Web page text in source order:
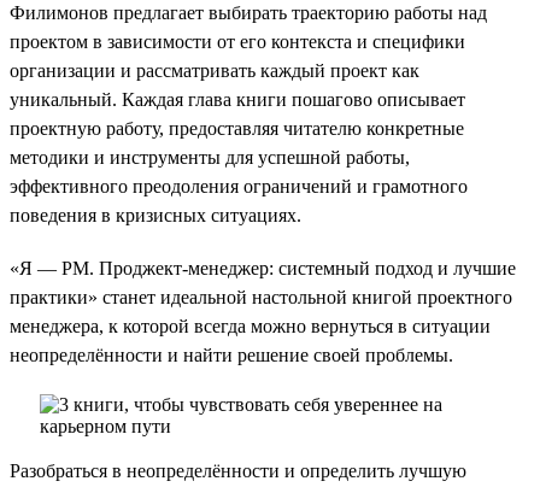
Филимонов предлагает выбирать траекторию работы над
проектом в зависимости от его контекста и специфики
организации и рассматривать каждый проект как
уникальный. Каждая глава книги пошагово описывает
проектную работу, предоставляя читателю конкретные
методики и инструменты для успешной работы,
эффективного преодоления ограничений и грамотного
поведения в кризисных ситуациях.
«Я — РМ. Проджект-менеджер: системный подход и лучшие
практики» станет идеальной настольной книгой проектного
менеджера, к которой всегда можно вернуться в ситуации
неопределённости и найти решение своей проблемы.
Разобраться в неопределённости и определить лучшую